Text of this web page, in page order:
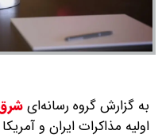
به گزارش گروه رسانه‌ای
اولیه مذاکرات ایران و